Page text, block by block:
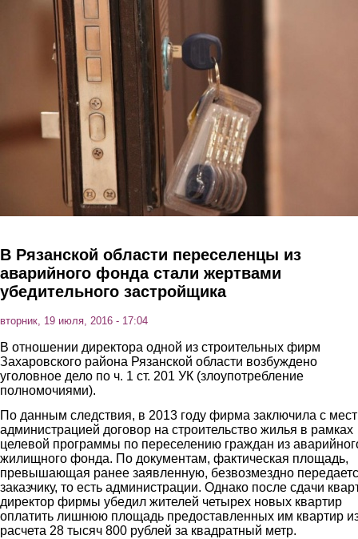
Перейти к основному содержанию
В Рязанской области переселенцы из
аварийного фонда стали жертвами
убедительного застройщика
вторник, 19 июля, 2016 - 17:04
В отношении директора одной из строительных фирм
Захаровского района Рязанской области возбуждено
уголовное дело по ч. 1 ст. 201 УК (злоупотребление
полномочиями).
По данным следствия, в 2013 году фирма заключила с
администрацией договор на строительство жилья в рамках
целевой программы по переселению граждан из
жилищного фонда. По документам, фактическая площадь,
превышающая ранее заявленную, безвозмездно
заказчику, то есть администрации. Однако после сдачи
директор фирмы убедил жителей четырех новых квартир
оплатить лишнюю площадь предоставленных им квартир
расчета 28 тысяч 800 рублей за квадратный метр.